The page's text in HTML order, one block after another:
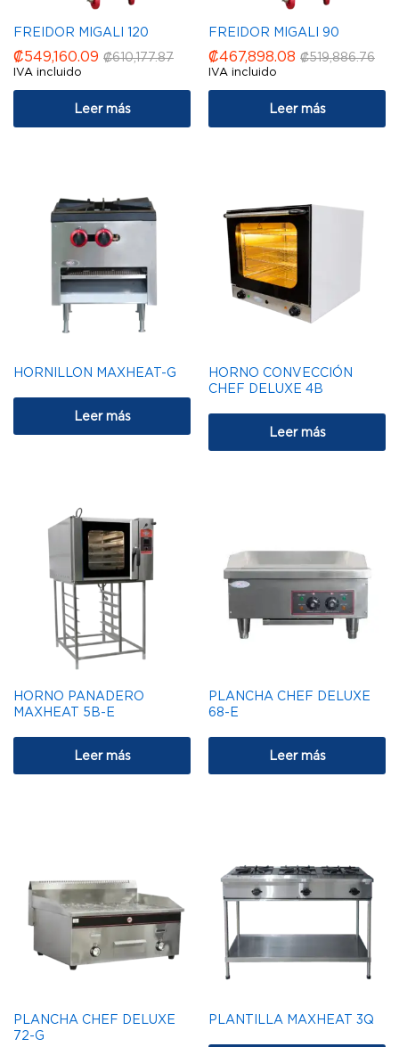
FREIDOR MIGALI 120
₡549,160.09 ₡610,177.87
IVA incluido
Leer más
FREIDOR MIGALI 90
₡467,898.08 ₡519,886.76
IVA incluido
Leer más
HORNILLON MAXHEAT-G
Leer más
HORNO CONVECCIÓN
CHEF DELUXE 4B
Leer más
HORNO PANADERO
MAXHEAT 5B-E
Leer más
PLANCHA CHEF DELUXE
68-E
Leer más
PLANCHA CHEF DELUXE
72-G
PLANTILLA MAXHEAT 3Q